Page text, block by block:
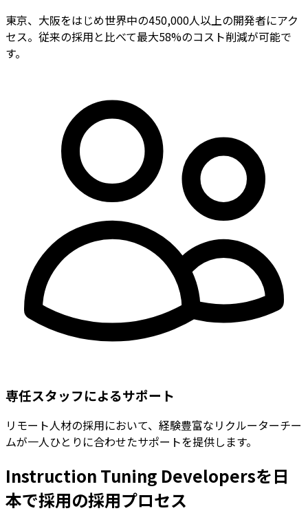
東京、大阪をはじめ世界中の450,000人以上の開発者にアク
セス。従来の採用と比べて最大58%のコスト削減が可能で
す。
専任スタッフによるサポート
リモート人材の採用において、経験豊富なリクルーターチー
ムが一人ひとりに合わせたサポートを提供します。
Instruction Tuning Developersを日
本で採用の採用プロセス